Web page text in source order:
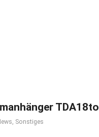
TDA18to
Sonstiges